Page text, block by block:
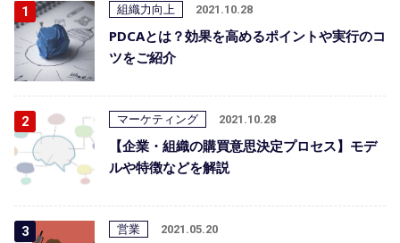
組織力向上 2021.10.28
PDCAとは？効果を高めるポイントや実行のコ
ツをご紹介
マーケティング 2021.10.28
【企業・組織の購買意思決定プロセス】モデ
ルや特徴などを解説
営業 2021.05.20